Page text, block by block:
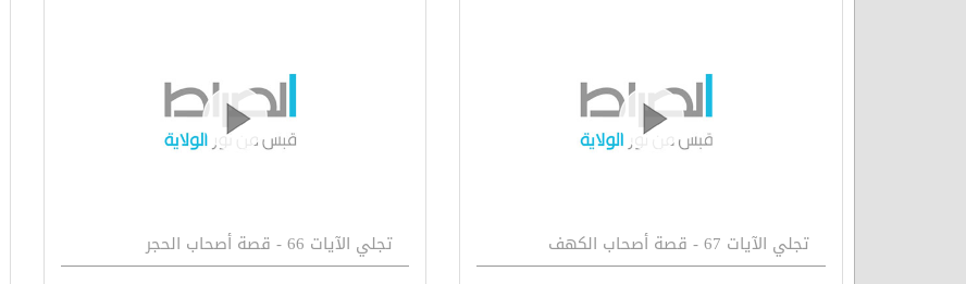
تجلي الآيات 67 - قصة أصحاب الكهف تجلي الآيات 66 - قصة أصحاب الحجر